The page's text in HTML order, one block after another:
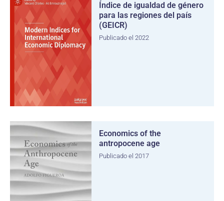
Índice de igualdad de género
para las regiones del país
(GEICR)
Publicado el 2022
Economics of the
antropocene age
Publicado el 2017